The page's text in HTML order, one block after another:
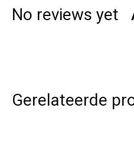
No reviews yet
Gerelateerde